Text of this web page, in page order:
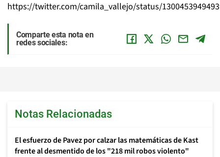
https://twitter.com/camila_vallejo/status/
Comparte esta nota en
redes sociales:
Notas Relacionadas
El esfuerzo de Pavez por calzar las matemáticas de Kast
frente al desmentido de los "218 mil robos violento"